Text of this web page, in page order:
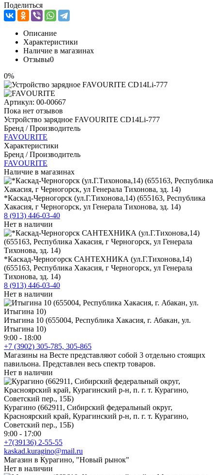
Поделиться
Описание
Характеристики
Наличие в магазинах
Отзывы0
0%
Артикул: 00-00667
Пока нет отзывов
Устройство зарядное FAVOURITE CD14Li-777
Бренд / Производитель
FAVOURITE
Характеристики
Бренд / Производитель
FAVOURITE
Наличие в магазинах
*Каскад-Черногорск (ул.Г.Тихонова,14) (655163, Республика
Хакасия, г Черногорск, ул Генерала Тихонова, зд. 14)
8 (913) 446-03-40
Нет в наличии
*Каскад-Черногорск САНТЕХНИКА (ул.Г.Тихонова,14)
(655163, Республика Хакасия, г Черногорск, ул Генерала
Тихонова, зд. 14)
8 (913) 446-03-40
Нет в наличии
Итыгина 10 (655004, Республика Хакасия, г. Абакан, ул.
Итыгина 10)
9:00 - 18:00
+7 (3902) 305-785, 305-865
Магазины на Весте представляют собой 3 отдельно стоящих
павильона. Представлен весь спектр товаров.
Нет в наличии
Курагино (662911, Сибирский федеральный округ,
Красноярский край, Курагинский р-н, п. г. т. Курагино,
Советский пер., 15Б)
9:00 - 17:00
+7(39136) 2-55-55
kaskad.kuragino@mail.ru
Магазин в Курагино, "Новый рынок"
Нет в наличии